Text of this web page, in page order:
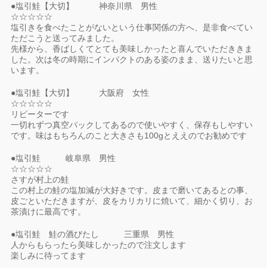
●塩引鮭【大切】 神奈川県 男性
☆☆☆☆☆
塩引きを食べたことがないという仕事関係の方へ、是非食べてい
ただこうと送ってみました。
先様から、香ばしくてとても美味しかったと喜んでいただききま
した。次は冬の時期にインパクトのある姿のまま、送りたいと思
います。
●塩引鮭【大切】 大阪府 女性
☆☆☆☆☆
リピーターです
一切れずつ真空パックしてあるので使いやすく、保存もしやすい
です。味はもちろんのこと大きさも100gとええのでお勧めです
●塩引鮭 岐阜県 男性
☆☆☆☆☆
さすが村上の鮭
この村上の鮭の塩加減が大好きです。皮まで磨いてあるとの事、
皮ごといただきますが、皮をカリカリに焼いて、細かく切り、お
茶漬けに最高です。
●塩引鮭 鮭の酒びたし 三重県 男性
人からもらったら美味しかったので注文します
楽しみに待ってます